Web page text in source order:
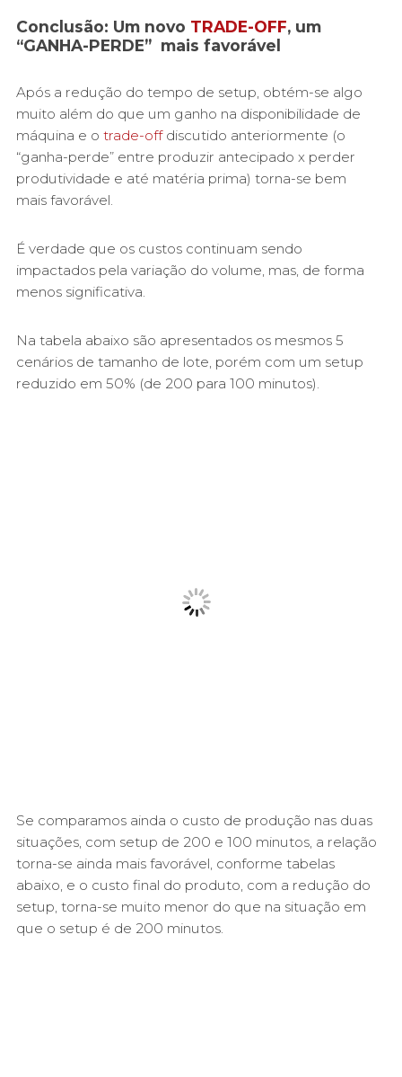
Conclusão: Um novo TRADE-OFF, um
“GANHA-PERDE” mais favorável
Após a redução do tempo de setup, obtém-se algo
muito além do que um ganho na disponibilidade de
máquina e o trade-offdiscutido anteriormente (o
“ganha-perde” entre produzir antecipado x perder
produtividade e até matéria prima) torna-se bem
mais favorável.
É verdade que os custos continuam sendo
impactados pela variação do volume, mas, de forma
menos significativa.
Na tabela abaixo são apresentados os mesmos 5
cenários de tamanho de lote, porém com um setup
reduzido em 50% (de 200 para 100 minutos).
Se comparamos ainda o custo de produção nas duas
situações, com setup de 200 e 100 minutos, a relação
torna-se ainda mais favorável, conforme tabelas
abaixo, e o custo final do produto, com a redução do
setup, torna-se muito menor do que na situação em
que o setup é de 200 minutos.